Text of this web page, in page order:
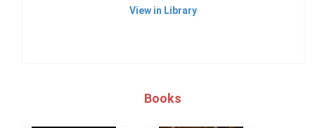
View in Library
Books